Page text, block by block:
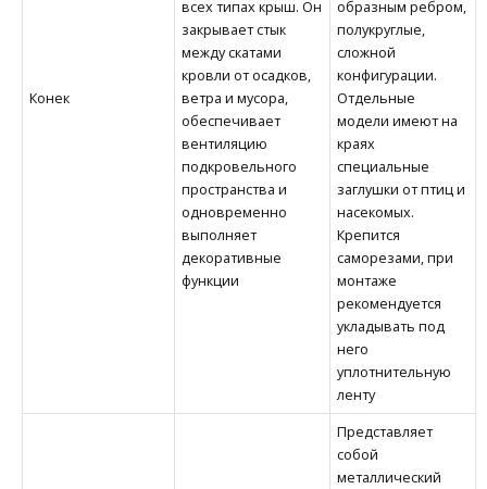
Конек
всех типах крыш. Он
закрывает стык
между скатами
кровли от осадков,
ветра и мусора,
обеспечивает
вентиляцию
подкровельного
пространства и
одновременно
выполняет
декоративные
функции
образным ребром,
полукруглые,
сложной
конфигурации.
Отдельные
модели имеют на
краях
специальные
заглушки от птиц и
насекомых.
Крепится
саморезами, при
монтаже
рекомендуется
укладывать под
него
уплотнительную
ленту
Представляет
собой
металлический